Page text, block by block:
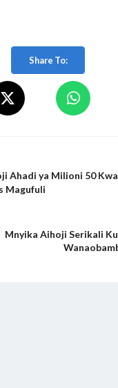
Share To:
Ahadi ya Milioni 50
Magufuli
Mnyika Aihoji Serikali